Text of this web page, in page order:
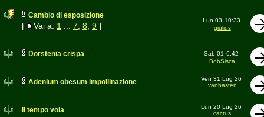
Cambio di esposizione
[ Vai a: 1 7 8 9]
Lun 03 10:33
giulius
Dorstenia crispa Sab 01 6:42
BobSisca
Adenium obesum impollinazione
Ven 31 Lug 26
vanbasten
Il tempo vola
Lun 20 Lug 26
cactus